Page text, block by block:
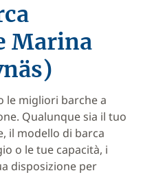
Marina
le migliori barche a
Qualunque sia il tuo
il modello di barca
o le tue capacità, i
disposizione per